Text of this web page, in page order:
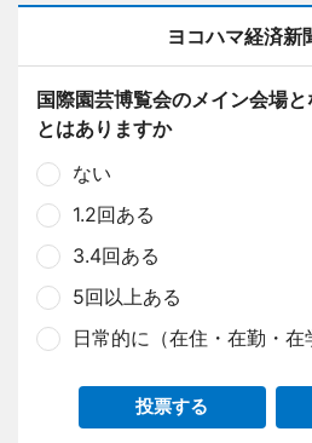
ヨコハマ経済新
国際園芸博覧会のメイン会場
とはありますか
ない
1.2回ある
3.4回ある
5回以上ある
日常的に（在住・在勤・在
投票する